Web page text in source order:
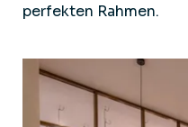
perfekten Rahmen.